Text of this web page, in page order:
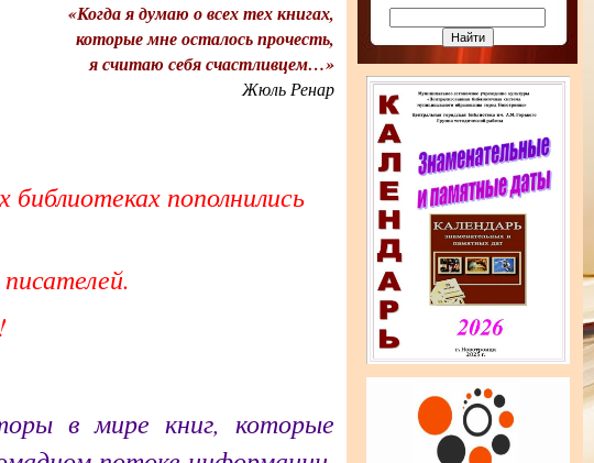
«Когда я думаю о всех тех книгах,
которые мне осталось прочесть,
я считаю себя счастливцем…»
Жюль Ренар
пополнились
в мире книг, которые